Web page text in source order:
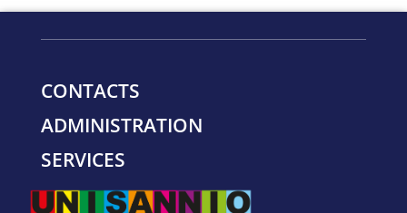
CONTACTS
ADMINISTRATION
SERVICES